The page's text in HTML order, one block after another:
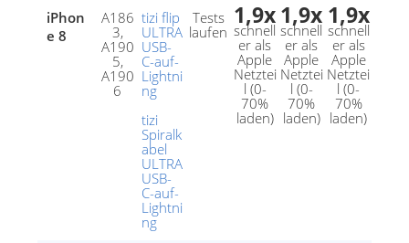
iPhon
e 8
A186
3,
A190
5,
A190
6
tizi flip
ULTRA
USB-
C-auf-
Lightni
ng
tizi
Spiralk
abel
ULTRA
USB-
C-auf-
Lightni
ng
Tests
laufen
1,9x
schnell
er als
Apple
Netztei
l (0-
70%
laden)
1,9x
schnell
er als
Apple
Netztei
l (0-
70%
laden)
1,9x
schnell
er als
Apple
Netztei
l (0-
70%
laden)